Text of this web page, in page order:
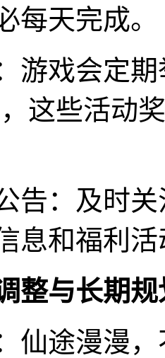
每天完成。
游戏会定
这些活动
告：及时
息和福利活
整与长期规
仙途漫漫